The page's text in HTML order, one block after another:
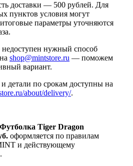
доставки — 500 рублей. Для
пунктов условия могут
параметры уточняются
нужный способ
shop@mintstore.ru — поможем
вариант.
детали по срокам доступны на
about/delivery/.
Футболка Tiger Dragon
оформляется по правилам
и действующему